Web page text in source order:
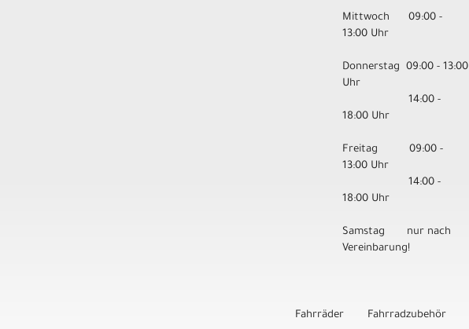
Mittwoch 09:00 -
13:00 Uhr
Donnerstag 09:00 - 13:00
Uhr
14:00 -
18:00 Uhr
Freitag 09:00 -
13:00 Uhr
14:00 -
18:00 Uhr
Samstag nur nach
Vereinbarung!
Fahrräder Fahrradzubehör